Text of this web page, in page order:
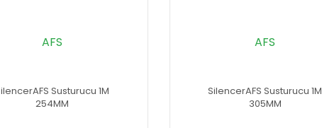
AFS
Susturucu 1M
254MM
AFS
SilencerAFS Susturucu 1M
305MM